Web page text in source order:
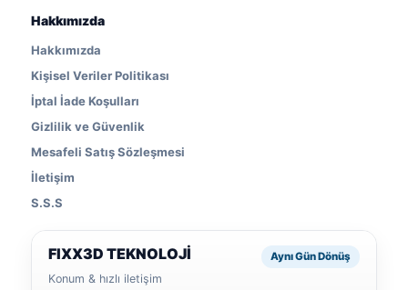
Hakkımızda
Hakkımızda
Kişisel Veriler Politikası
İptal İade Koşulları
Gizlilik ve Güvenlik
Mesafeli Satış Sözleşmesi
İletişim
S.S.S
FIXX3D TEKNOLOJİ
Konum & hızlı iletişim
Aynı Gün Dönüş